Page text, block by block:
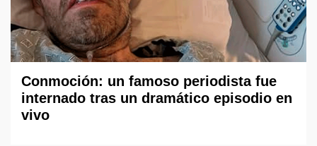
Conmoción: un famoso periodista fue
internado tras un dramático episodio en
vivo